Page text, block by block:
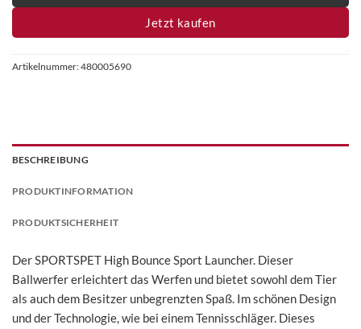
Jetzt kaufen
Artikelnummer:480005690
BESCHREIBUNG
PRODUKTINFORMATION
PRODUKTSICHERHEIT
Der SPORTSPET High Bounce Sport Launcher. Dieser
Ballwerfer erleichtert das Werfen und bietet sowohl dem Tier
als auch dem Besitzer unbegrenzten Spaß. Im schönen Design
und der Technologie, wie bei einem Tennisschläger. Dieses